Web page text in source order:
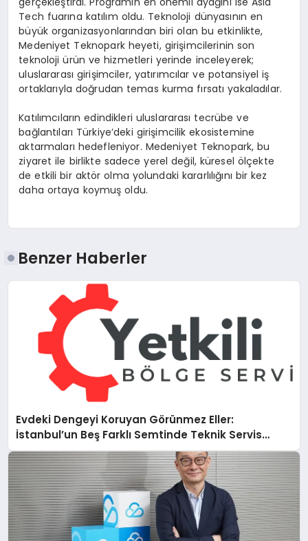
Tech fuarına katılım oldu. Teknoloji dünyasının en
büyük organizasyonlarından biri olan bu etkinlikte,
Medeniyet Teknopark heyeti, girişimcilerinin son
teknoloji ürün ve hizmetleri yerinde inceleyerek;
uluslararası girişimciler, yatırımcılar ve potansiyel iş
ortaklarıyla doğrudan temas kurma fırsatı yakaladılar.
Katılımcıların edindikleri uluslararası tecrübe ve
bağlantıları Türkiye’deki girişimcilik ekosistemine
aktarmaları hedefleniyor. Medeniyet Teknopark, bu
ziyaret ile birlikte sadece yerel değil, küresel ölçekte
de etkili bir aktör olma yolundaki kararlılığını bir kez
daha ortaya koymuş oldu.
Benzer Haberler
Evdeki Dengeyi Koruyan Görünmez Eller:
İstanbul’un Beş Farklı Semtinde Teknik Servis
Gerçeği